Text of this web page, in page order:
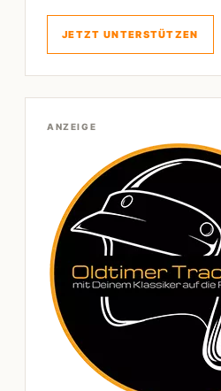
JETZT UNTERSTÜTZEN
ANZEIGE